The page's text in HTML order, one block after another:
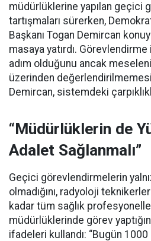
müdürlüklerine yapılan geçici
tartışmaları sürerken,
Başkanı Togan Demircan
masaya yatırdı.
adım olduğunu ancak
üzerinden
Demircan, sistemdeki
“Müdürlüklerin de
Adalet Sağlanmalı”
Geçici görevlendirmelerin
olmadığını, radyoloji
kadar tüm sağlık
müdürlüklerinde görev
ifadeleri kullandı: “Bugün 1000